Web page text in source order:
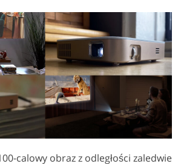
calowy obraz z odległości zaledwie